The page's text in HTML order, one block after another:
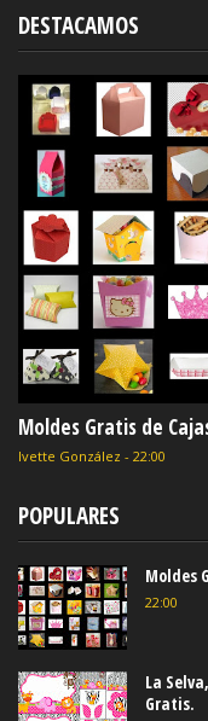
DESTACAMOS
Moldes Gratis de
Ivette González - 22:00
POPULARES
Moldes
22:00
La
Gratis.